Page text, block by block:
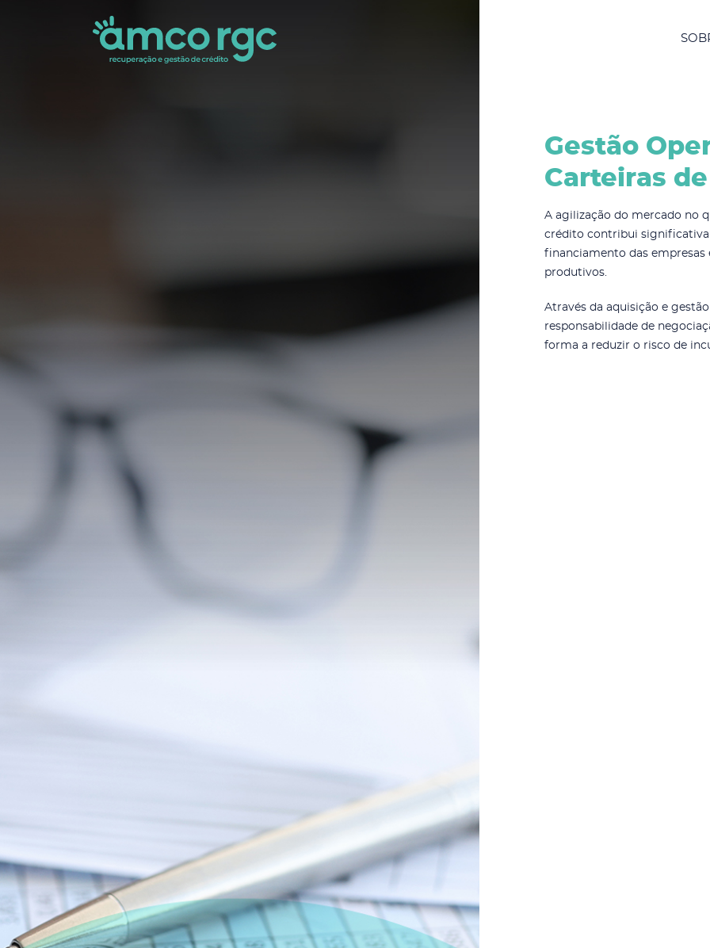
Gestão
Carteiras
A agilização do mercado no
crédito contribui
financiamento das empresas
produtivos.
Através da aquisição e
responsabilidade de
forma a reduzir o risco de